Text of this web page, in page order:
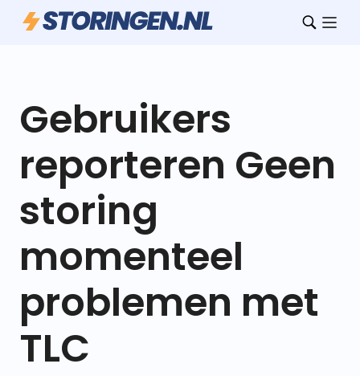
Gebruikers
reporteren Geen
storing
momenteel
problemen met
TLC